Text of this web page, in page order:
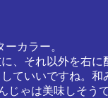
カラー。
、それ以外を右に
ていいですね。和
ゃは美味しそう